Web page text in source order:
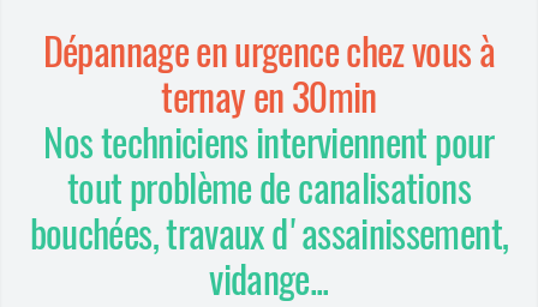
Dépannage en urgence chez vous à
ternay en 30min
Nos techniciens interviennent pour
tout problème de canalisations
bouchées, travaux d'assainissement,
vidange...